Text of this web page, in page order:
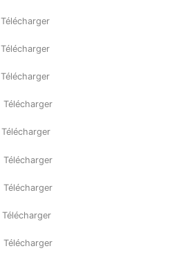
Télécharger
Télécharger
Télécharger
Télécharger
Télécharger
Télécharger
Télécharger
Télécharger
Télécharger